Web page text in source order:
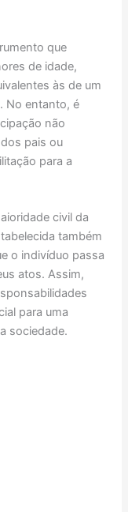
que
de idade,
às de um
No entanto, é
não
pais ou
para a
civil da
também
o indivíduo passa
atos. Assim,
para uma
sociedade.